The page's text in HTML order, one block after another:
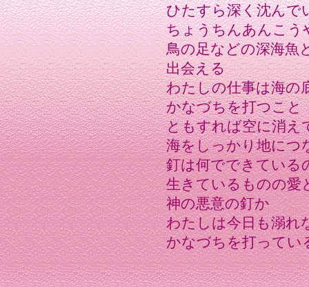
ひたすら深く沈んで
ちょうちんあんこう
鳥の足などの深海魚
出会える
わたしの仕事は海の
かなづちを打つこと
ともすれば空に消え
海をしっかり地につ
釘は何でできている
生きているものの愛
神の悪意の釘か
わたしは今日も溺れ
かなづちを打ってい